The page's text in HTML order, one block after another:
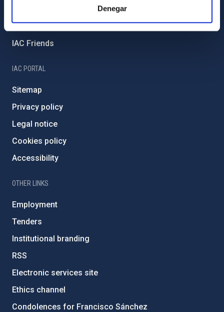
Denegar
Severo Ochoa Programme
IAC Friends
IAC PORTAL
Sitemap
Privacy policy
Legal notice
Cookies policy
Accessibility
OTHER LINKS
Employment
Tenders
Institutional branding
RSS
Electronic services site
Ethics channel
Condolences for Francisco Sánchez